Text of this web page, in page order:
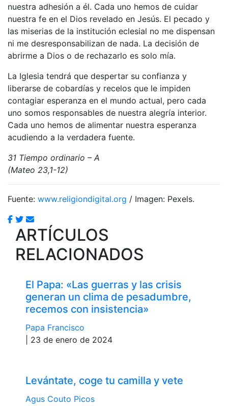
nuestra adhesión a él. Cada uno hemos de cuidar
nuestra fe en el Dios revelado en Jesús. El pecado y
las miserias de la institución eclesial no me dispensan
ni me desresponsabilizan de nada. La decisión de
abrirme a Dios o de rechazarlo es solo mía.
La Iglesia tendrá que despertar su confianza y
liberarse de cobardías y recelos que le impiden
contagiar esperanza en el mundo actual, pero cada
uno somos responsables de nuestra alegría interior.
Cada uno hemos de alimentar nuestra esperanza
acudiendo a la verdadera fuente.
31 Tiempo ordinario – A
(Mateo 23,1-12)
Fuente: www.religiondigital.org / Imagen: Pexels.
ARTÍCULOS
RELACIONADOS
El Papa: «Las guerras y las crisis
generan un clima de pesadumbre,
recemos con insistencia»
Papa Francisco
| 23 de enero de 2024
Levántate, coge tu camilla y vete
Agus Couto Picos